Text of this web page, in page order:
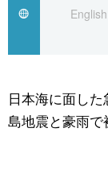
国際
文化
アーカイブ
Japan Data
動画/Live
スポーツ・東京
English
日本海に面し
島地震と豪雨